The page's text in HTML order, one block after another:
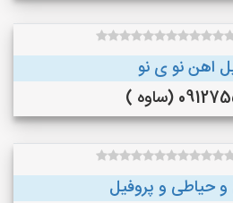
اهن نو ی نو
(ساوه )
حیاطی و پروفیل